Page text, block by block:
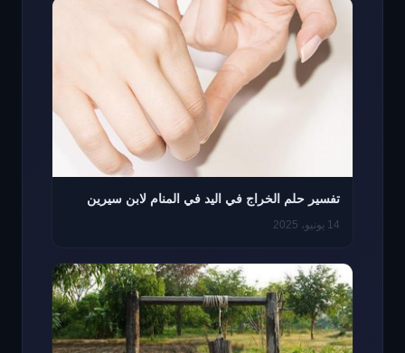
تفسير حلم الخراج في اليد في المنام لابن سيرين
14 يونيو، 2025